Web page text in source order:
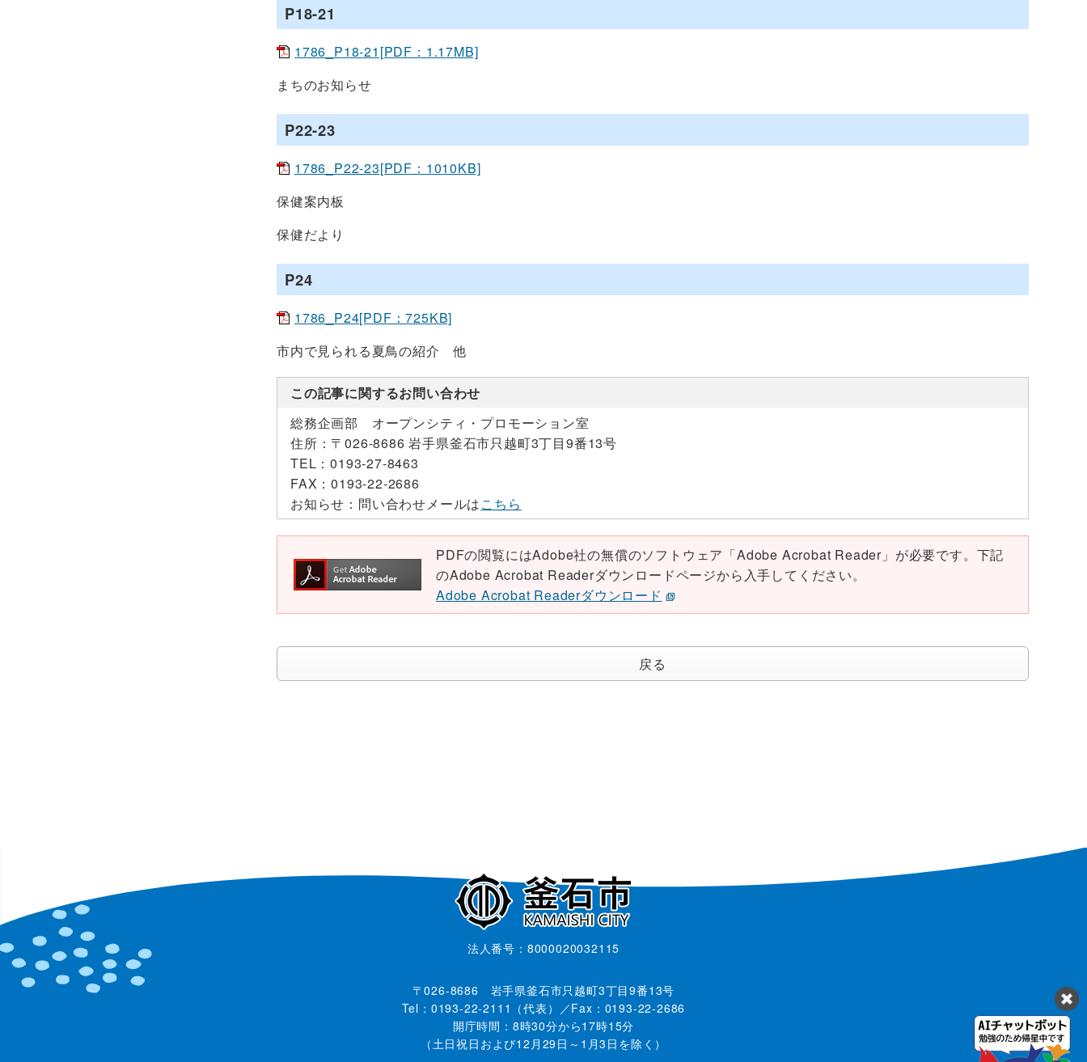
P18-21
1786_P18-21[PDF：1.17MB]
まちのお知らせ
P22-23
1786_P22-23[PDF：1010KB]
保健案内板
保健だより
P24
1786_P24[PDF：725KB]
市内で見られる夏鳥の紹介 他
この記事に関するお問い合わせ
総務企画部 オープンシティ・プロモーション室
住所： 〒026-8686 岩手県釜石市只越町3丁目9番13号
TEL：0193-27-8463
FAX：0193-22-2686
お知らせ： 問い合わせメールはこちら
PDFの閲覧にはAdobe社の無償のソフトウェア「Adobe Acrobat Reader」が必要です。下記
のAdobe Acrobat Readerダウンロードページから入手してください。
Adobe Acrobat Readerダウンロード
戻る
法人番号：8000020032115
〒026-8686 岩手県釜石市只越町3丁目9番13号
Tel：0193-22-2111（代表）／Fax：0193-22-2686
開庁時間：8時30分から17時15分
（土日祝日および12月29日～1月3日を除く）